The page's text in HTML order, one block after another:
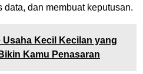
dan membuat keputusan.
Usaha Kecil Kecilan yang
Kamu Penasaran